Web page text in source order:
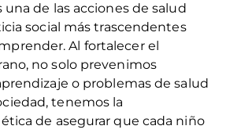
una de las acciones de salud
social más trascendentes
Al fortalecer el
no solo prevenimos
o problemas de salud
tenemos la
de asegurar que cada niño